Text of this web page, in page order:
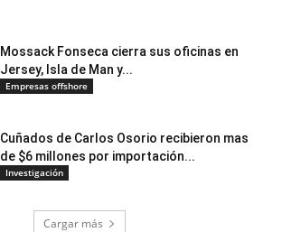
Mossack Fonseca cierra sus oficinas en
Jersey, Isla de Man y...
Empresas offshore
Cuñados de Carlos Osorio recibieron mas
de $6 millones por importación...
Investigación
Cargar más